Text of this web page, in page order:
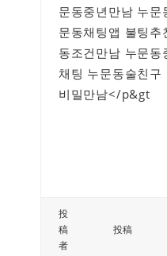
문동중년만남 누
문동채팅앱 불팅
동조건만남 누문동
채팅 누문동술친구
비밀만남</p&gt
投
稿
者
投稿